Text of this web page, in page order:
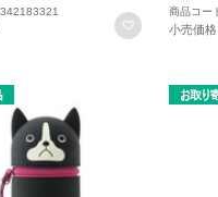
お気に入り
商品コー
小売価格